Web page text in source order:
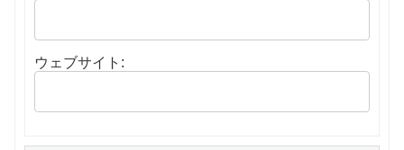
ウェブサイト: